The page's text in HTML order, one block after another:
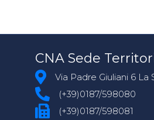
CNA Sede
Via Padre Giuliani 6 La
(+39)0187/598080
(+39)0187/598081